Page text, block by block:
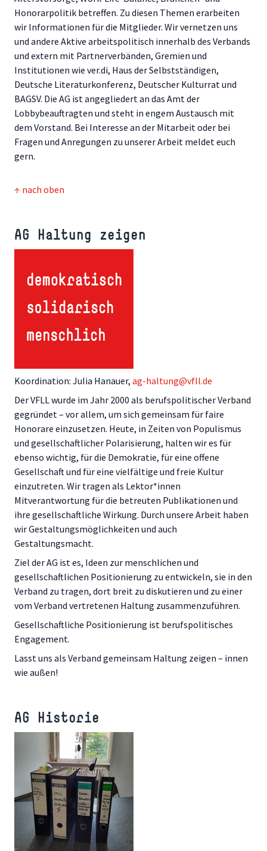
Honorarpolitik betreffen. Zu diesen Themen erarbeiten
wir Informationen für die Mitglieder. Wir vernetzen uns
und andere Aktive arbeitspolitisch innerhalb des Verbands
und extern mit Partnerverbänden, Gremien und
Institutionen wie ver.di, Haus der Selbstständigen,
Deutsche Literaturkonferenz, Deutscher Kulturrat und
BAGSV. Die AG ist angegliedert an das Amt der
Lobbybeauftragten und steht in engem Austausch mit
dem Vorstand. Bei Interesse an der Mitarbeit oder bei
Fragen und Anregungen zu unserer Arbeit meldet euch
gern.
↑ nach oben
AG Haltung zeigen
Koordination: Julia Hanauer, ag-haltung@vfll.de
Der VFLL wurde im Jahr 2000 als berufspolitischer Verband
gegründet – vor allem, um sich gemeinsam für faire
Honorare einzusetzen. Heute, in Zeiten von Populismus
und gesellschaftlicher Polarisierung, halten wir es für
ebenso wichtig, für die Demokratie, für eine offene
Gesellschaft und für eine vielfältige und freie Kultur
einzutreten. Wir tragen als Lektor*innen
Mitverantwortung für die betreuten Publikationen und
ihre gesellschaftliche Wirkung. Durch unsere Arbeit haben
wir Gestaltungsmöglichkeiten und auch
Gestaltungsmacht.
Ziel der AG ist es, Ideen zur menschlichen und
gesellschaftlichen Positionierung zu entwickeln, sie in den
Verband zu tragen, dort breit zu diskutieren und zu einer
vom Verband vertretenen Haltung zusammenzuführen.
Gesellschaftliche Positionierung ist berufspolitisches
Engagement.
Lasst uns als Verband gemeinsam Haltung zeigen – innen
wie außen!
AG Historie